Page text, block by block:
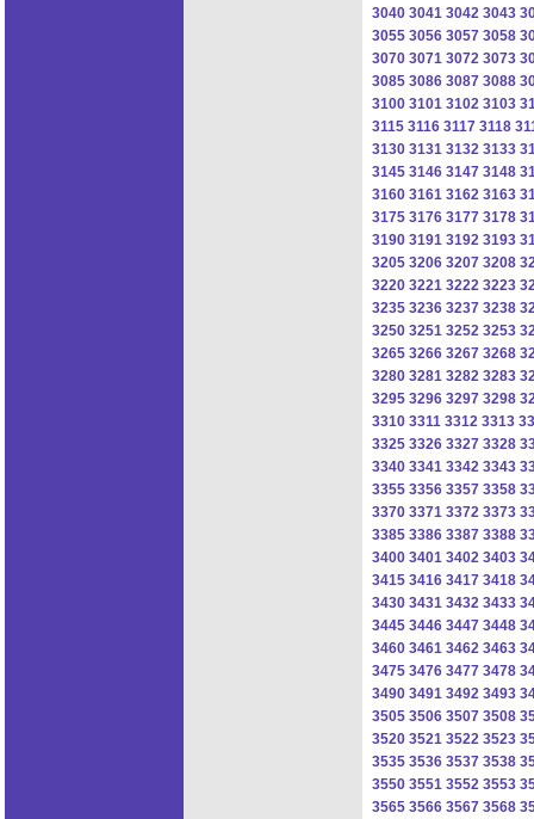
3040 3041 3042 3043
3055 3056 3057 3058
3070 3071 3072 3073
3085 3086 3087 3088
3100 3101 3102 3103
3115 3116 3117 3118
3130 3131 3132 3133
3145 3146 3147 3148
3160 3161 3162 3163
3175 3176 3177 3178
3190 3191 3192 3193
3205 3206 3207 3208
3220 3221 3222 3223
3235 3236 3237 3238
3250 3251 3252 3253
3265 3266 3267 3268
3280 3281 3282 3283
3295 3296 3297 3298
3310 3311 3312 3313
3325 3326 3327 3328
3340 3341 3342 3343
3355 3356 3357 3358
3370 3371 3372 3373
3385 3386 3387 3388
3400 3401 3402 3403
3415 3416 3417 3418
3430 3431 3432 3433
3445 3446 3447 3448
3460 3461 3462 3463
3475 3476 3477 3478
3490 3491 3492 3493
3505 3506 3507 3508
3520 3521 3522 3523
3535 3536 3537 3538
3550 3551 3552 3553
3565 3566 3567 3568